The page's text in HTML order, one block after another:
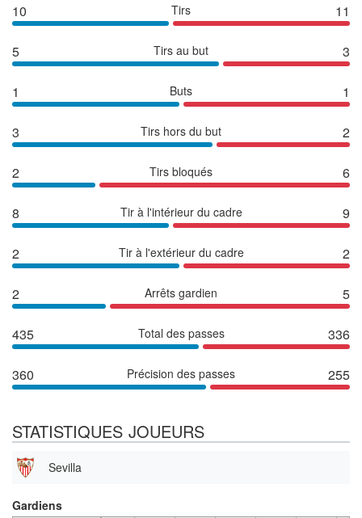
10 Tirs 11
5 Tirs au but 3
1 Buts 1
3 Tirs hors du but 2
2 Tirs bloqués 6
8 Tir à l'intérieur du cadre 9
2 Tir à l'extérieur du cadre 2
2 Arrêts gardien 5
435 Total des passes 336
360 Précision des passes 255
STATISTIQUES JOUEURS
Sevilla
Gardiens